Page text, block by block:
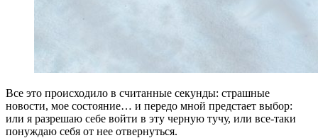
Все это происходило в считанные секунды: страшные
новости, мое состояние… и передо мной предстает выбор:
или я разрешаю себе войти в эту черную тучу, или все-таки
понуждаю себя от нее отвернуться.